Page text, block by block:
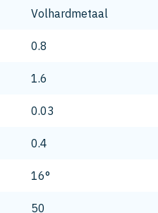
Volhardmetaal
0.8
1.6
0.03
0.4
16°
50